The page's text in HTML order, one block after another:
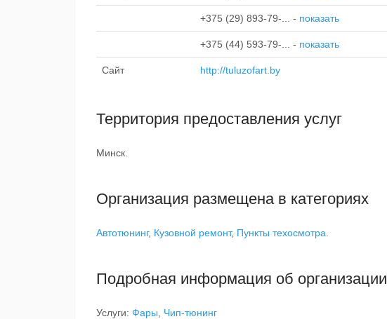
+375 (29) 893-79-... - показать
+375 (44) 593-79-... - показать
Сайт http://tuluzofart.by
Территория предоставления услуг
Минск.
Организация размещена в категориях
Автотюнинг, Кузовной ремонт, Пункты техосмотра
Подробная информация об организации
Услуги: Фары Чип-тюнинг